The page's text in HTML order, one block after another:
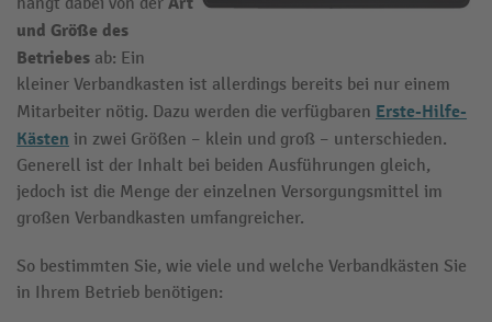
und Größe des
Betriebes ab: Ein
kleiner Verbandkasten ist allerdings bereits bei nur einem
Mitarbeiter nötig. Dazu werden die verfügbaren Erste-Hilfe-
Kästen in zwei Größen – klein und groß – unterschieden.
Generell ist der Inhalt bei beiden Ausführungen gleich,
jedoch ist die Menge der einzelnen Versorgungsmittel im
großen Verbandkasten umfangreicher.
So bestimmten Sie, wie viele und welche Verbandkästen Sie
in Ihrem Betrieb benötigen: